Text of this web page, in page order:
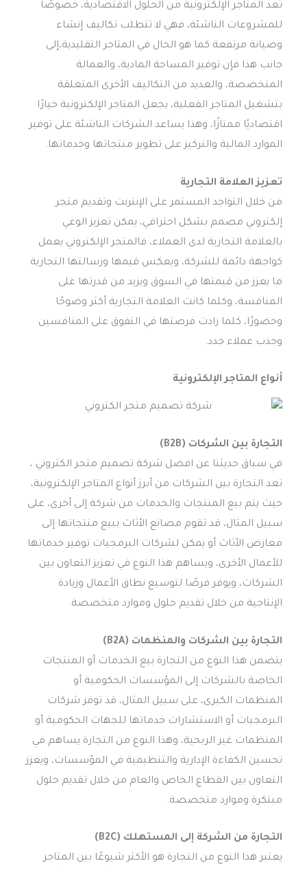
تعد المتاجر الإلكترونية من الحلول الاقتصادية، خصوصًا
للمشروعات الناشئة، فهي لا تتطلب تكاليف إنشاء
وصيانة مرتفعة كما هو الحال في المتاجر التقليدية،إلى
جانب هذا فإن توفير المساحة المادية، والعمالة
المتخصصة، والعديد من التكاليف الأخرى المتعلقة
بتشغيل المتاجر الفعلية، يجعل المتاجر الإلكترونية خيارًا
اقتصاديًا ممتازًا، وهذا يساعد الشركات الناشئة على توفير
الموارد المالية والتركيز على تطوير منتجاتها وخدماتها.
تعزيز العلامة التجارية
من خلال التواجد المستمر على الإنترنت وتقديم متجر
إلكتروني مصمم بشكل احترافي، يمكن تعزيز الوعي
بالعلامة التجارية لدى العملاء، فالمتجر الإلكتروني يعمل
كواجهة دائمة للشركة، ويعكس قيمها ورسالتها التجارية
ما يعزز من قيمتها في السوق ويزيد من قدرتها على
المنافسة، وكلما كانت العلامة التجارية أكثر وضوحًا
وحضورًا، كلما زادت فرصتها في التفوق على المنافسين
وجذب عملاء جدد.
أنواع المتاجر الإلكترونية
التجارة بين الشركات (B2B)
في سياق حديثنا عن افضل شركة تصميم متجر الكتروني ،
تعد التجارة بين الشركات من أبرز أنواع المتاجر الإلكترونية،
حيث يتم بيع المنتجات والخدمات من شركة إلى أخرى، على
سبيل المثال، قد تقوم مصانع الأثاث ببيع منتجاتها إلى
معارض الأثاث أو يمكن لشركات البرمجيات توفير خدماتها
للأعمال الأخرى، ويساهم هذا النوع في تعزيز التعاون بين
الشركات، ويوفر فرصًا لتوسيع نطاق الأعمال وزيادة
الإنتاجية من خلال تقديم حلول وموارد متخصصة.
التجارة بين الشركات والمنظمات (B2A)
يتضمن هذا النوع من التجارة بيع الخدمات أو المنتجات
الخاصة بالشركات إلى المؤسسات الحكومية أو
المنظمات الكبرى، على سبيل المثال، قد توفر شركات
البرمجيات أو الاستشارات خدماتها للجهات الحكومية أو
المنظمات غير الربحية، وهذا النوع من التجارة يساهم في
تحسين الكفاءة الإدارية والتنظيمية في المؤسسات، ويعزز
التعاون بين القطاع الخاص والعام من خلال تقديم حلول
مبتكرة وموارد متخصصة.
التجارة من الشركة إلى المستهلك (B2C)
يعتبر هذا النوع من التجارة هو الأكثر شيوعًا بين المتاجر